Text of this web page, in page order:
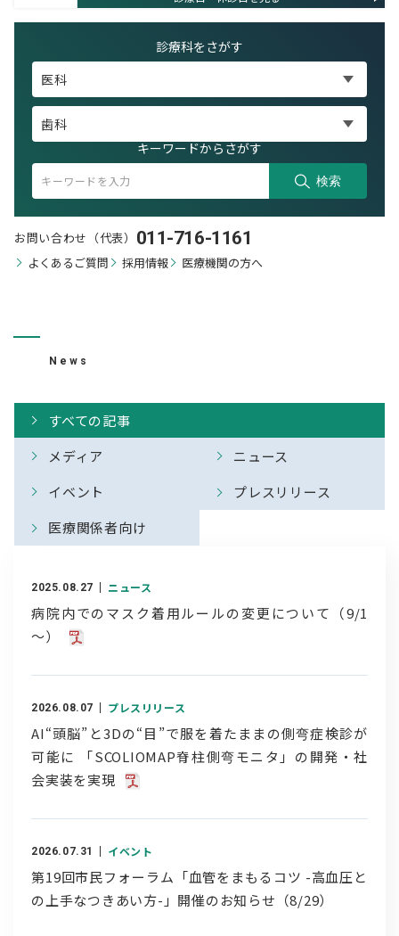
診療科をさがす
医科
歯科
キーワードからさがす
検索
お問い合わせ（代表） 011-716-1161
よくあるご質問 採用情報 医療機関の方へ
News
すべての記事
メディア
ニュース
イベント
プレスリリース
医療関係者向け
2025.08.27 ニュース
病院内でのマスク着用ルールの変更について（9/1
～）
2026.08.07 プレスリリース
AI“頭脳”と3Dの“目”で服を着たままの側弯症検診が
可能に 「SCOLIOMAP脊柱側弯モニタ」の開発・社
会実装を実現
2026.07.31 イベント
第19回市民フォーラム「血管をまもるコツ -高血圧と
の上手なつきあい方-」開催のお知らせ（8/29）